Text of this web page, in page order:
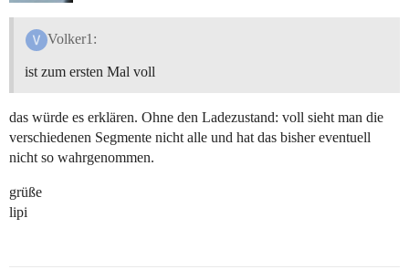
Volker1:
ist zum ersten Mal voll
das würde es erklären. Ohne den Ladezustand: voll sieht man die
verschiedenen Segmente nicht alle und hat das bisher eventuell
nicht so wahrgenommen.
grüße
lipi